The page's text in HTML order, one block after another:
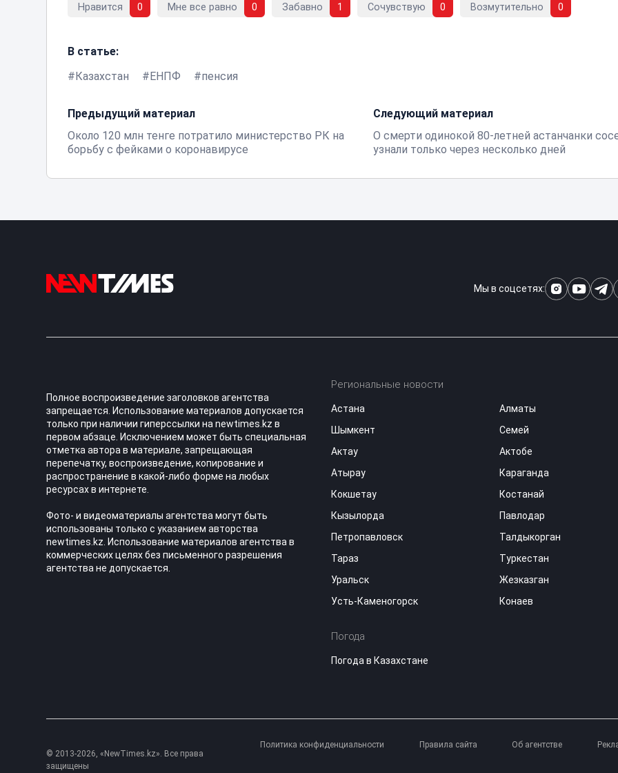
Нравится 0 Мне все равно 0 Забавно 1 Сочувствую 0 Возмутительно 0
В статье:
Казахстан
ЕНПФ пенсия
Предыдущий материал
Около 120 млн тенге потратило министерство РК на
борьбу с фейками о коронавирусе
Следующий материал
О смерти одинокой 80-летней астанчанки
узнали только через несколько дней
Мы в соцсетях:
Полное воспроизведение заголовков агентства
запрещается. Использование материалов допускается
только при наличии гиперссылки на newtimes.kz в
первом абзаце. Исключением может быть специальная
отметка автора в материале, запрещающая
перепечатку, воспроизведение, копирование и
распространение в какой-либо форме на любых
ресурсах в интернете.
Фото- и видеоматериалы агентства могут быть
использованы только с указанием авторства
newtimes.kz. Использование материалов агентства в
коммерческих целях без письменного разрешения
агентства не допускается.
Региональные новости
Астана
Алматы
Шымкент
Семей
Актау
Актобе
Атырау
Караганда
Кокшетау
Костанай
Кызылорда
Павлодар
Петропавловск
Талдыкорган
Тараз
Туркестан
Уральск
Жезказган
Усть-Каменогорск
Конаев
Погода
Погода в Казахстане
© 2013-2026, «NewTimes.kz». Все права
защищены
Политика конфиденциальности Правила сайта Об агентстве